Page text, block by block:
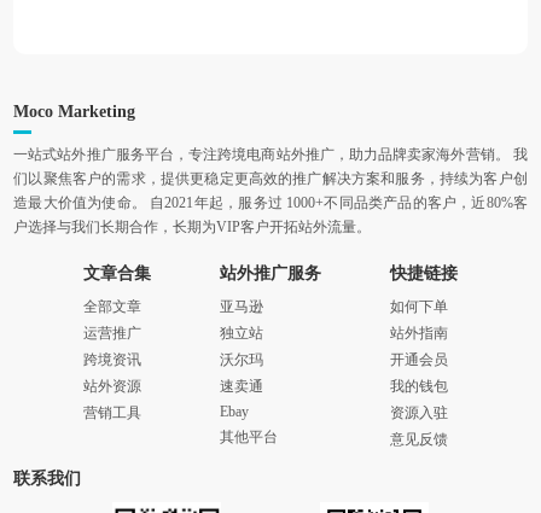
Moco Marketing
一站式站外推广服务平台，专注跨境电商站外推广，助力品牌卖家海外营销。 我
们以聚焦客户的需求，提供更稳定更高效的推广解决方案和服务，持续为客户创
造最大价值为使命。 自2021年起，服务过 1000+不同品类产品的客户，近80%客
户选择与我们长期合作，长期为VIP客户开拓站外流量。
文章合集
全部文章
运营推广
跨境资讯
站外资源
营销工具
站外推广服务
亚马逊
独立站
沃尔玛
速卖通
Ebay
其他平台
快捷链接
如何下单
站外指南
开通会员
我的钱包
资源入驻
意见反馈
联系我们